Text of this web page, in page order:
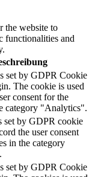
the website to
functionalities and
set by GDPR Cookie
The cookie is used
consent for the
category "Analytics".
set by GDPR cookie
the user consent
in the category
set by GDPR Cookie